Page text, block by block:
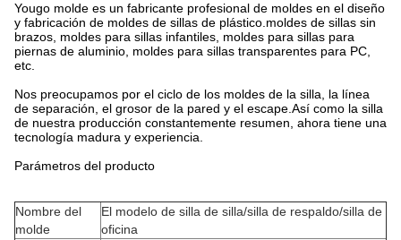
Yougo molde es un fabricante profesional de moldes en el diseño
y fabricación de moldes de sillas de plástico.moldes de sillas sin
brazos, moldes para sillas infantiles, moldes para sillas para
piernas de aluminio, moldes para sillas transparentes para PC,
etc.
Nos preocupamos por el ciclo de los moldes de la silla, la línea
de separación, el grosor de la pared y el escape.Así como la silla
de nuestra producción constantemente resumen, ahora tiene una
tecnología madura y experiencia.
Parámetros del producto
Nombre del
molde
El modelo de silla de silla/silla de respaldo/silla de
oficina